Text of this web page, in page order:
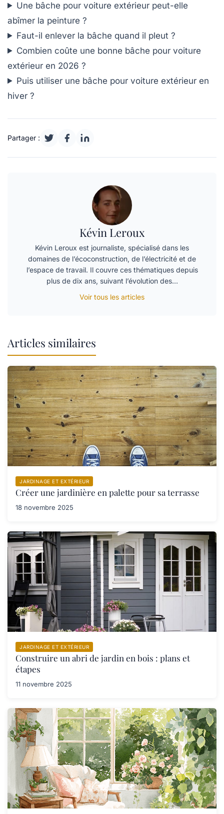
Une bâche pour voiture extérieur peut-elle
abîmer la peinture ?
Faut-il enlever la bâche quand il pleut ?
Combien coûte une bonne bâche pour voiture
extérieur en 2026 ?
Puis utiliser une bâche pour voiture extérieur en
hiver ?
Partager :
Kévin Leroux
Kévin Leroux est journaliste, spécialisé dans les
domaines de l’écoconstruction, de l’électricité et de
l’espace de travail. Il couvre ces thématiques depuis
plus de dix ans, suivant l’évolution des…
Voir tous les articles
Articles similaires
JARDINAGE ET EXTÉRIEUR
Créer une jardinière en palette pour sa terrasse
18 novembre 2025
JARDINAGE ET EXTÉRIEUR
Construire un abri de jardin en bois : plans et
étapes
11 novembre 2025